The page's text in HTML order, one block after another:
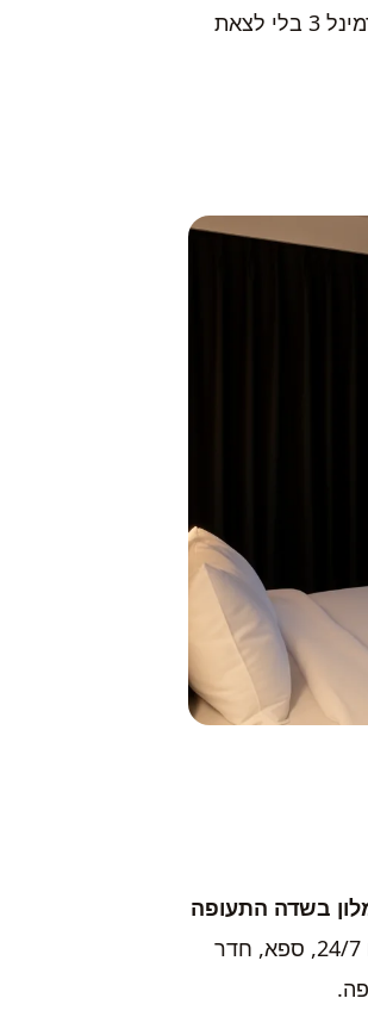
מדויק למצבים האלו: צ’ק-אין מהיר, חדרים איכותיים, ולפעמים גם גישה ישירה מטרמינל 3 בלי לצאת
בשדה התעופה
ירגיש כמו מלון חמישה כוכבים במרכז העיר. חדרים מרווחים, שירות חדרים 24/7, ספא, חדר